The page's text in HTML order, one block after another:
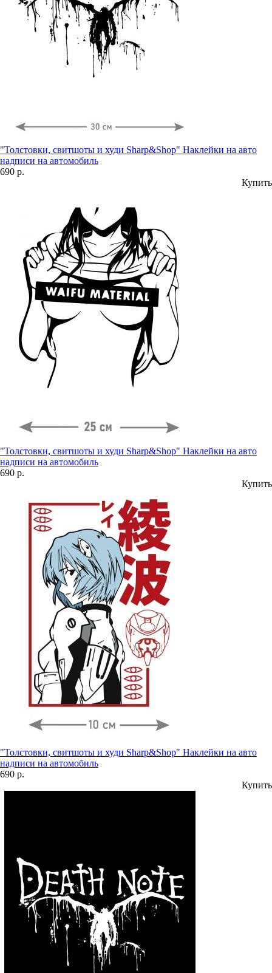
"Толстовки, свитшоты и худи Sharp&Shop" Наклейки на авто
надписи на автомобиль
690 р.
Купить
"Толстовки, свитшоты и худи Sharp&Shop" Наклейки на авто
надписи на автомобиль
690 р.
Купить
"Толстовки, свитшоты и худи Sharp&Shop" Наклейки на авто
надписи на автомобиль
690 р.
Купить